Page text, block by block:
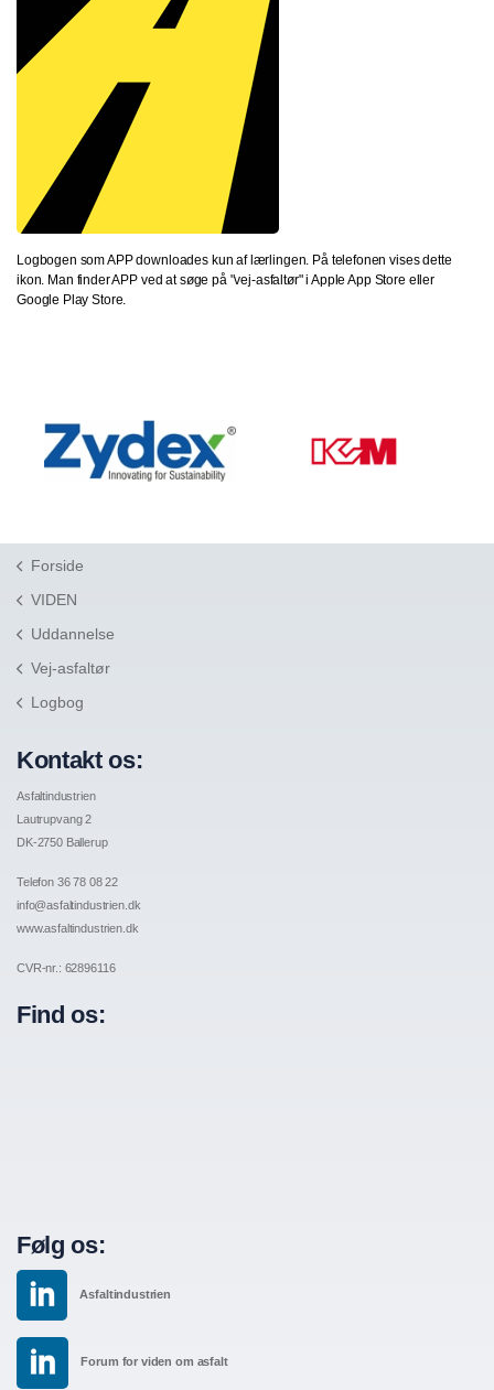
Logbogen som APP downloades kun af lærlingen. På telefonen vises dette
ikon. Man finder APP ved at søge på "vej-asfaltør" i Apple App Store eller
Google Play Store.
Forside
VIDEN
Uddannelse
Vej-asfaltør
Logbog
Kontakt os:
Asfaltindustrien
Lautrupvang 2
DK-2750 Ballerup
Telefon 36 78 08 22
info@asfaltindustrien.dk
www.asfaltindustrien.dk
CVR-nr.: 62896116
Find os:
Følg os:
Asfaltindustrien
Forum for viden om asfalt